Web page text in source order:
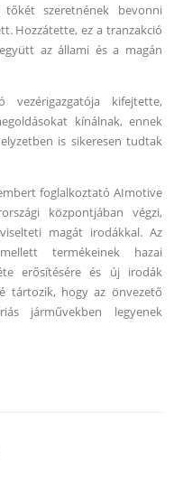
szeretnének bevonni
Hozzátette, ez a tranzakció
az állami és a magán
kifejtette,
kínálnak, ennek
is sikeresen tudtak
foglalkoztató AImotive
központjában végzi,
magát irodákkal. Az
termékeinek hazai
erősítésére és új irodák
tártozik, hogy az önvezető
járművekben legyenek